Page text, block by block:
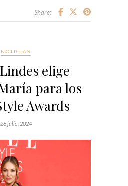
Share:
NOTICIAS
elige
para los
Awards
28 julio, 2024